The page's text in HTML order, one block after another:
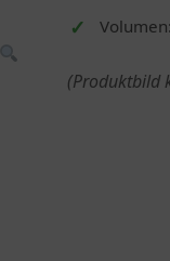
(Produktbild